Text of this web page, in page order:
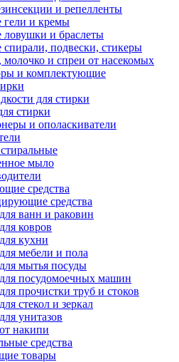
и репелленты
гели и кремы
и браслеты
подвески, стикеры
молочко и спреи от насекомых
и комплектующие
для стирки
стирки
и ополаскиватели
мыло
средства
средства
ванн и раковин
ковров
кухни
мебели и пола
мытья посуды
посудомоечных машин
прочистки труб и стоков
стекол и зеркал
унитазов
накипи
средства
товары